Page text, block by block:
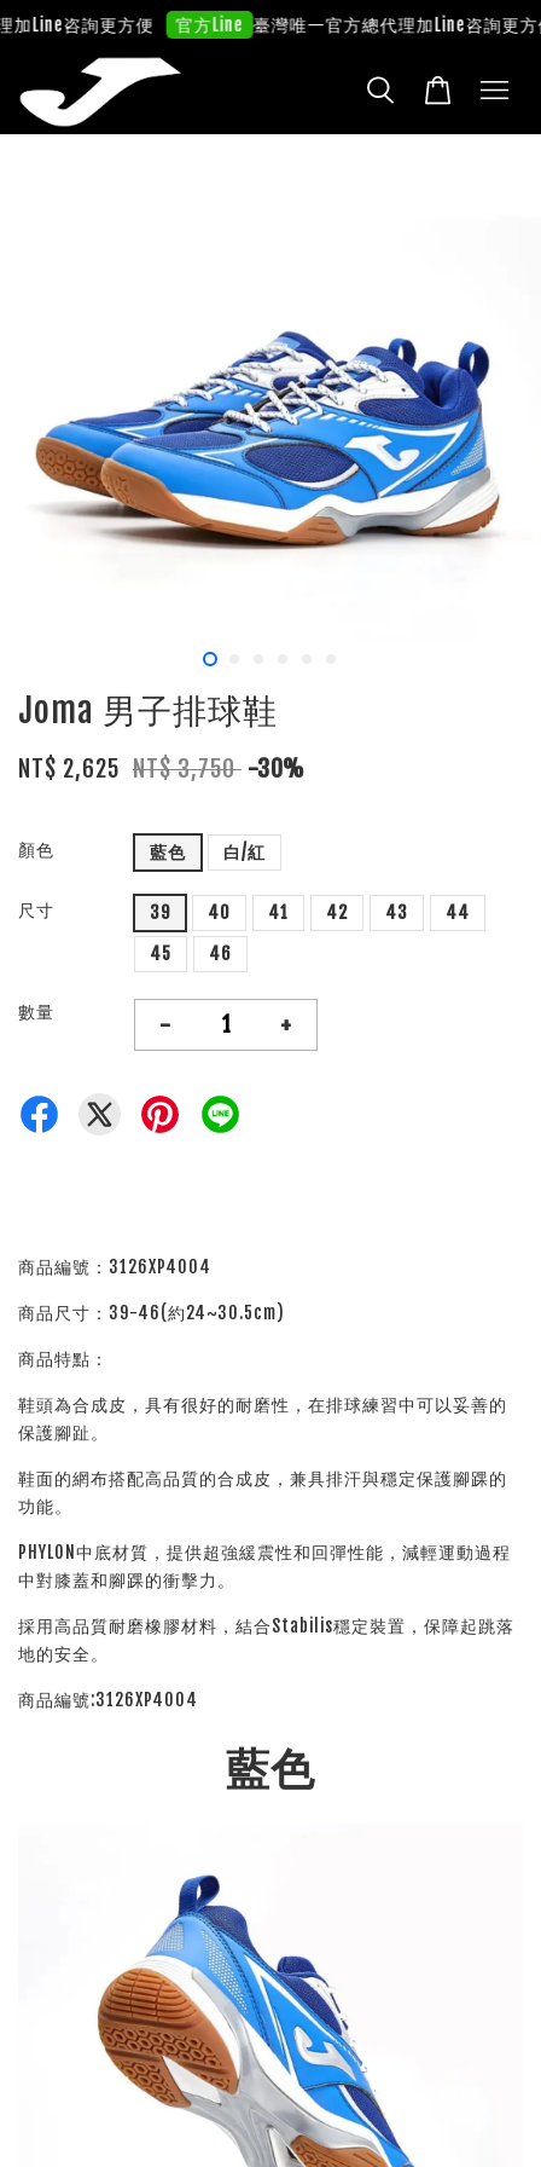
加Line咨詢更方便 官方Line 臺灣唯一官方總代理加Line咨詢更方
Joma 男子排球鞋
NT$ 2,625 NT$ 3,750 -30%
顏色 藍色 白/紅
尺寸 39 40 41 42 43
44
45
46
數量 - +
商品編號：3126XP4004
商品尺寸：39-46(約24~30.5cm)
商品特點：
鞋頭為合成皮，具有很好的耐磨性，在排球練習中可以妥善的
保護腳趾。
鞋面的網布搭配高品質的合成皮，兼具排汗與穩定保護腳踝的
功能。
PHYLON中底材質，提供超強緩震性和回彈性能，減輕運動過程
中對膝蓋和腳踝的衝擊力。
採用高品質耐磨橡膠材料，結合Stabilis穩定裝置，保障起跳落
地的安全。
商品編號:3126XP4004
藍色